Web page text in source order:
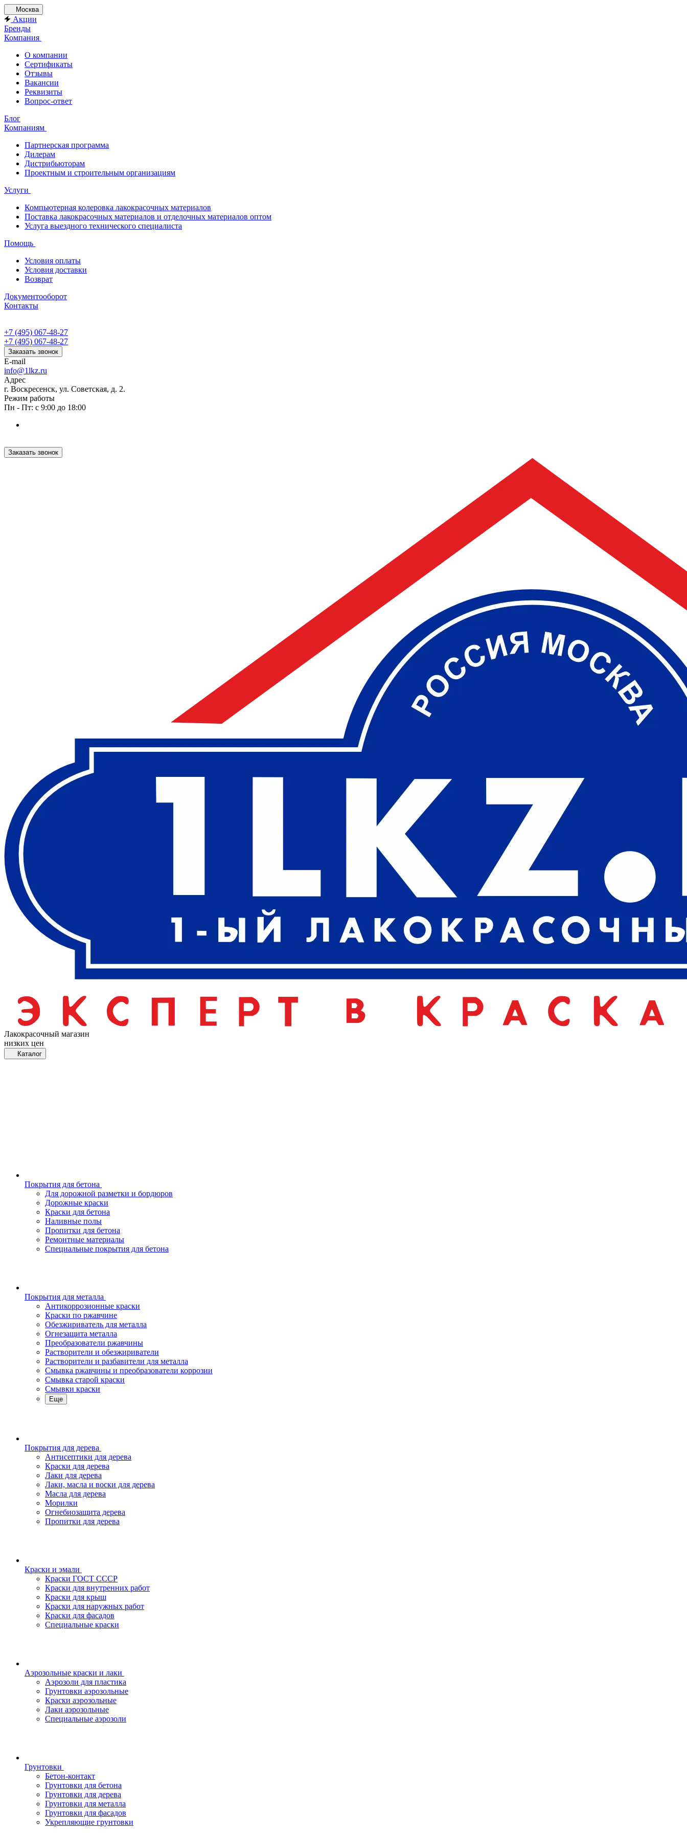
Москва
Акции
Бренды
Компания
О компании
Сертификаты
Отзывы
Вакансии
Реквизиты
Вопрос-ответ
Блог
Компаниям
Партнерская программа
Дилерам
Дистрибьюторам
Проектным и строительным организациям
Услуги
Компьютерная колеровка лакокрасочных материалов
Поставка лакокрасочных материалов и отделочных материалов оптом
Услуга выездного технического специалиста
Помощь
Условия оплаты
Условия доставки
Возврат
Документооборот
Контакты
+7 (495) 067-48-27
+7 (495) 067-48-27
Заказать звонок
E-mail
info@1lkz.ru
Адрес
г. Воскресенск, ул. Советская, д. 2.
Режим работы
Пн - Пт: с 9:00 до 18:00
Заказать звонок
Лакокрасочный магазин
низких цен
Каталог
Покрытия для бетона
Для дорожной разметки и бордюров
Дорожные краски
Краски для бетона
Наливные полы
Пропитки для бетона
Ремонтные материалы
Специальные покрытия для бетона
Покрытия для металла
Антикоррозионные краски
Краски по ржавчине
Обезжириватель для металла
Огнезащита металла
Преобразователи ржавчины
Растворители и обезжириватели
Растворители и разбавители для металла
Смывка ржавчины и преобразователи коррозии
Смывка старой краски
Смывки краски
Еще
Покрытия для дерева
Антисептики для дерева
Краски для дерева
Лаки для дерева
Лаки, масла и воски для дерева
Масла для дерева
Морилки
Огнебиозащита дерева
Пропитки для дерева
Краски и эмали
Краски ГОСТ СССР
Краски для внутренних работ
Краски для крыш
Краски для наружных работ
Краски для фасадов
Специальные краски
Аэрозольные краски и лаки
Аэрозоли для пластика
Грунтовки аэрозольные
Краски аэрозольные
Лаки аэрозольные
Специальные аэрозоли
Грунтовки
Бетон-контакт
Грунтовки для бетона
Грунтовки для дерева
Грунтовки для металла
Грунтовки для фасадов
Укрепляющие грунтовки